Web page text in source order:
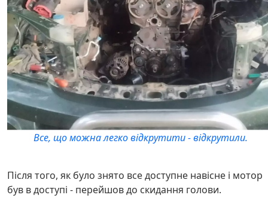
Все, що можна легко відкрутити - відкрутили.
Після того, як було знято все доступне навісне і мотор
був в доступі - перейшов до скидання голови.